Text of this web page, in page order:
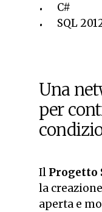
C#
SQL
Una
per
Il Progetto
la
aperta e